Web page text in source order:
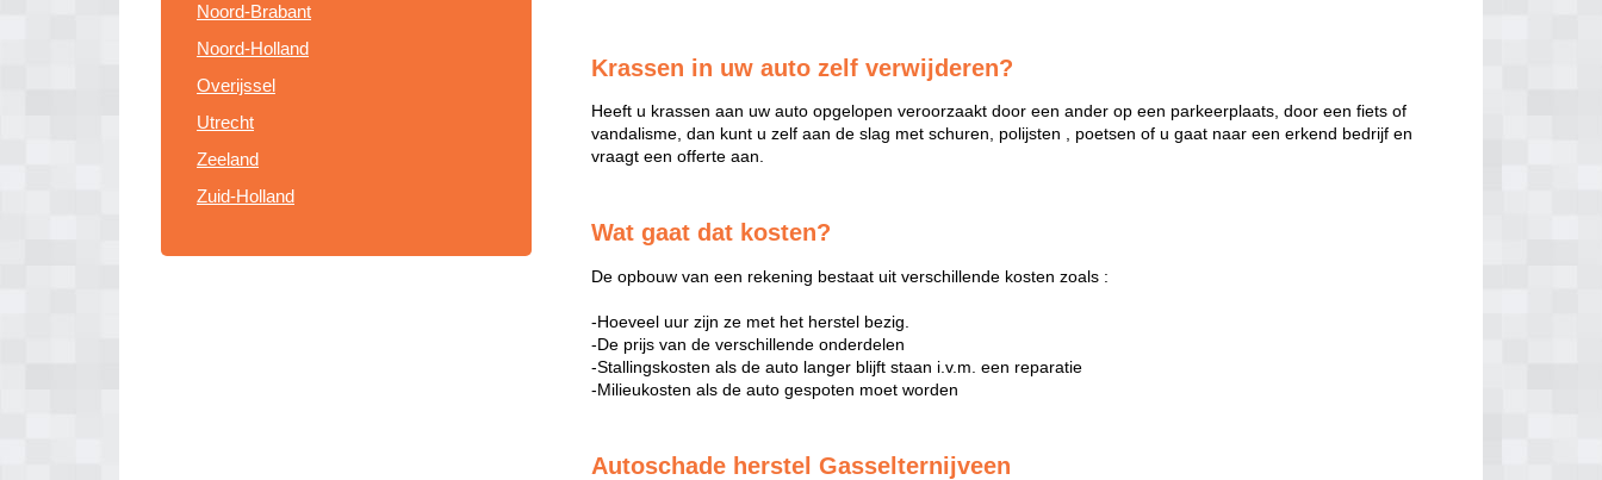
Noord-Brabant
Noord-Holland
Overijssel
Utrecht
Zeeland
Zuid-Holland
Krassen in uw auto zelf verwijderen?
Heeft u krassen aan uw auto opgelopen veroorzaakt door een ander op een parkeerplaats, door een fiets of
vandalisme, dan kunt u zelf aan de slag met schuren, polijsten , poetsen of u gaat naar een erkend bedrijf en
vraagt een offerte aan.
Wat gaat dat kosten?
De opbouw van een rekening bestaat uit verschillende kosten zoals :
-Hoeveel uur zijn ze met het herstel bezig.
-De prijs van de verschillende onderdelen
-Stallingskosten als de auto langer blijft staan i.v.m. een reparatie
-Milieukosten als de auto gespoten moet worden
Autoschade herstel Gasselternijveen